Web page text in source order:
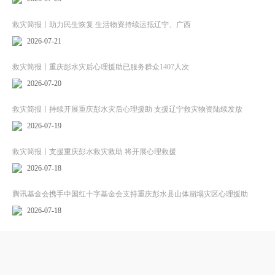
救灾简报丨助力民生恢复 生活物资持续运抵辽宁、广西
2026-07-21
救灾简报丨重庆彭水灾后心理援助已服务群众1407人次
2026-07-20
救灾简报丨持续开展重庆彭水灾后心理援助 支援辽宁救灾物资陆续发放
2026-07-19
救灾简报丨支援重庆彭水救灾救助 将开展心理救援
2026-07-18
腾讯基金会携手中国红十字基金会支持重庆彭水县山体崩塌灾区心理援助
2026-07-18